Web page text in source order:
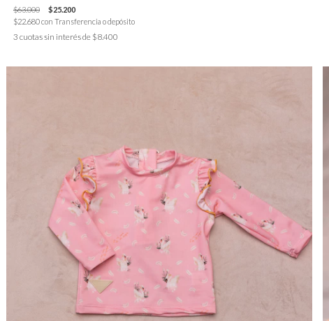
$63.000
$25.200
$22.680con Transferencia o depósito
3 cuotas sin interés de $8.400